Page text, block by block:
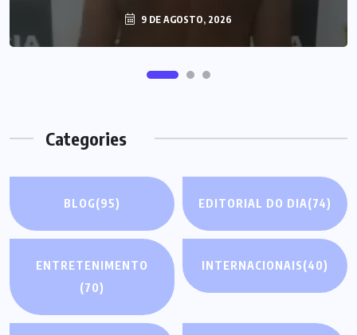
9 DE AGOSTO, 2026
Categories
BLOG(95) EDITORIAL DO DIA(74)
ENTRETENIMENTO
(70)
INTERNACIONAIS(40)